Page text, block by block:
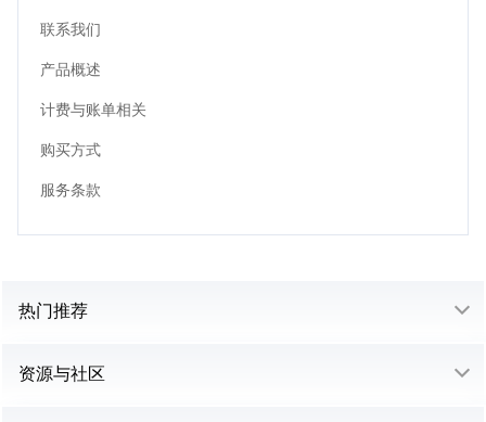
联系我们
产品概述
计费与账单相关
购买方式
服务条款
热门推荐
资源与社区